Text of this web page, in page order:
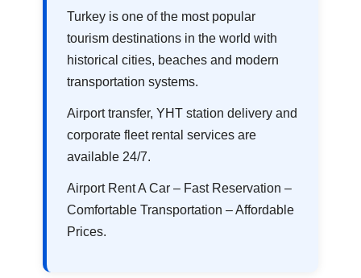
Turkey is one of the most popular
tourism destinations in the world with
historical cities, beaches and modern
transportation systems.
Airport transfer, YHT station delivery and
corporate fleet rental services are
available 24/7.
Airport Rent A Car – Fast Reservation –
Comfortable Transportation – Affordable
Prices.